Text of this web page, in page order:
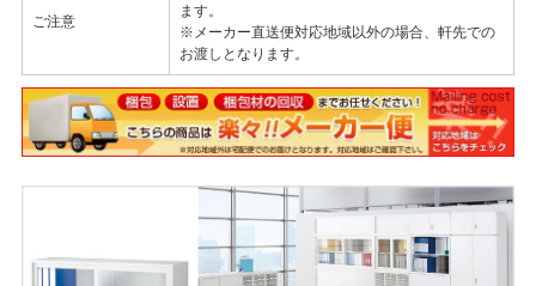
ご注意
ます。
※メーカー直送便対応地域以外の場合、軒先での
お渡しとなります。